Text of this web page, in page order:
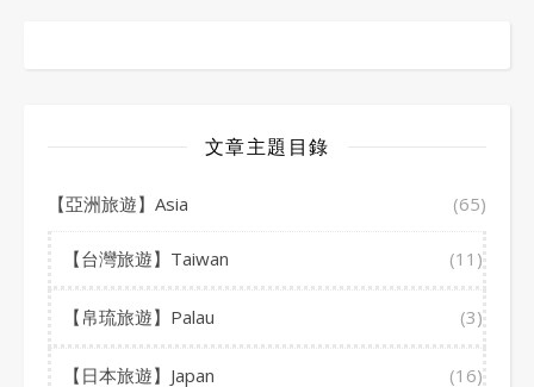
文章主題目錄
【亞洲旅遊】Asia (65)
【台灣旅遊】Taiwan (11)
【帛琉旅遊】Palau (3)
【日本旅遊】Japan (16)